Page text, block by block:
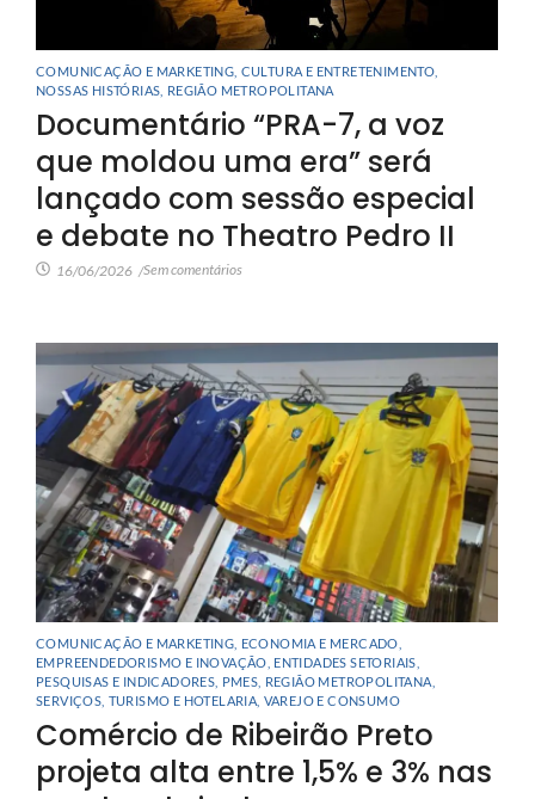
COMUNICAÇÃO E MARKETING CULTURA E ENTRETENIMENTO
NOSSAS HISTÓRIAS REGIÃO METROPOLITANA
Documentário “PRA-7, a voz
que moldou uma era” será
lançado com sessão especial
e debate no Theatro Pedro II
16/06/2026 /Sem comentários
COMUNICAÇÃO E MARKETING ECONOMIA E MERCADO
EMPREENDEDORISMO E INOVAÇÃO ENTIDADES SETORIAIS
PESQUISAS E INDICADORES PMES REGIÃO METROPOLITANA
SERVIÇOS TURISMO E HOTELARIA VAREJO E CONSUMO
Comércio de Ribeirão Preto
projeta alta entre 1,5% e 3% nas